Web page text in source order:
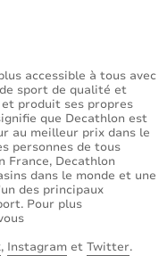
accessible à tous avec
sport de qualité et
produit ses propres
que Decathlon est
au meilleur prix dans le
personnes de tous
France, Decathlon
dans le monde et une
des principaux
Pour plus
, Instagram et Twitter.